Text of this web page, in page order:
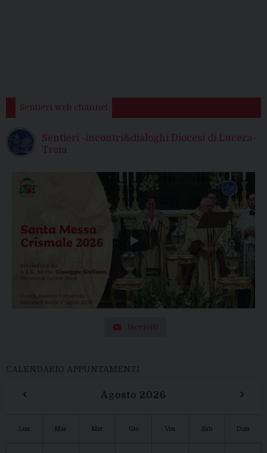
Sentieri web channel
Sentieri -incontri&dialoghi Diocesi di Lucera-
Troia
Iscriviti
CALENDARIO APPUNTAMENTI
‹ Agosto 2026 ›
Lun Mar Mer Gio Ven Sab Dom